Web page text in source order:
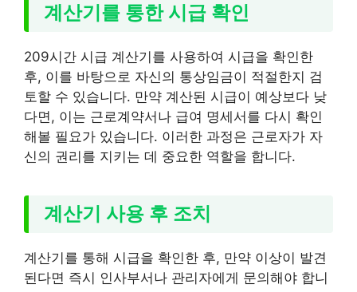
계산기를 통한 시급 확인
209시간 시급 계산기를 사용하여 시급을 확인한
후, 이를 바탕으로 자신의 통상임금이 적절한지 검
토할 수 있습니다. 만약 계산된 시급이 예상보다 낮
다면, 이는 근로계약서나 급여 명세서를 다시 확인
해볼 필요가 있습니다. 이러한 과정은 근로자가 자
신의 권리를 지키는 데 중요한 역할을 합니다.
계산기 사용 후 조치
계산기를 통해 시급을 확인한 후, 만약 이상이 발견
된다면 즉시 인사부서나 관리자에게 문의해야 합니